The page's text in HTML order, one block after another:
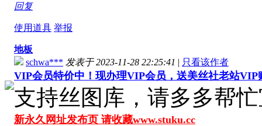
回复
使用道具 举报
地板
schwa*** 发表于 2023-11-28 22:25:41 | 只看该作者
VIP会员特价中！现办理VIP会员，送美丝社老站VIP
支持丝图库，请多多帮
新永久网址发布页 请收藏www.stuku.cc